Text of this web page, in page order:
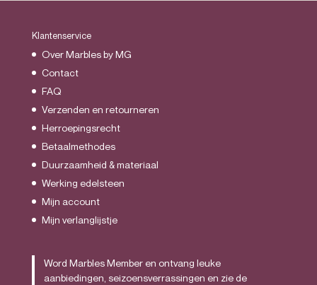
Klantenservice
Over Marbles by MG
Contact
FAQ
Verzenden en retourneren
Herroepingsrecht
Betaalmethodes
Duurzaamheid & materiaal
Werking edelsteen
Mijn account
Mijn verlanglijstje
Word Marbles Member en ontvang leuke
aanbiedingen, seizoensverrassingen en zie de